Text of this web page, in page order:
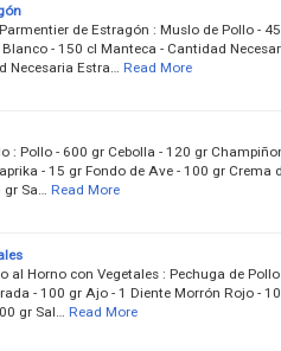
de Estragón : Muslo de Pollo -
- 150 cl Manteca - Cantidad
Necesaria Estra…
Read More
: Pollo - 600 gr Cebolla - 120 gr
- 15 gr Fondo de Ave - 100 gr Crema
Sa…
Read More
al Horno con Vegetales : Pechuga de Pollo
- 100 gr Ajo - 1 Diente Morrón Rojo -
gr Sal…
Read More